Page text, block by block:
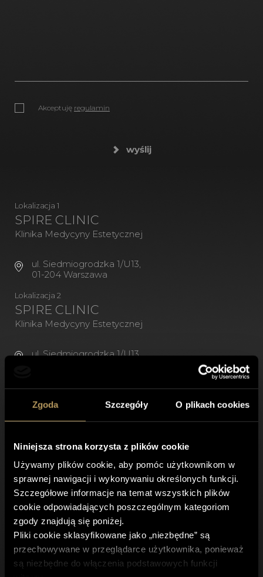
Zgoda Szczegóły O plikach cookies
Niniejsza strona korzysta z plików cookie
Używamy plików cookie, aby pomóc użytkownikom w
sprawnej nawigacji i wykonywaniu określonych funkcji.
Szczegółowe informacje na temat wszystkich plików
cookie odpowiadających poszczególnym kategoriom
zgody znajdują się poniżej.
Pliki cookie sklasyfikowane jako „niezbędne” są
przechowywane w przeglądarce użytkownika, ponieważ
są niezbędne do włączenia podstawowych funkcji
Lokalizacja 1
SPIRE CLINIC
Klinika Medycyny Estetycznej
ul. Siedmiogrodzka 1/U13,
01-204 Warszawa
Lokalizacja 2
SPIRE CLINIC
Klinika Medycyny Estetycznej
ul. Siedmiogrodzka 1/U13,
+(48) 500 743 973
+(48) 22 400 57 75
recepcja@spireclinic.pl
Godziny otwarcia
Pon. - Pt. 8:00 - 21.00
Sob. 9:00 – 18:00
Akceptuję regulamin
wyślij